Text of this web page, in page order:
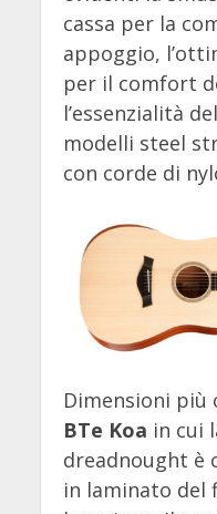
cassa per la
appoggio,
per il comfort
l’essenzialità
modelli steel
con corde di
Dimensioni più
BTe Koa in cui
dreadnought è
in laminato del